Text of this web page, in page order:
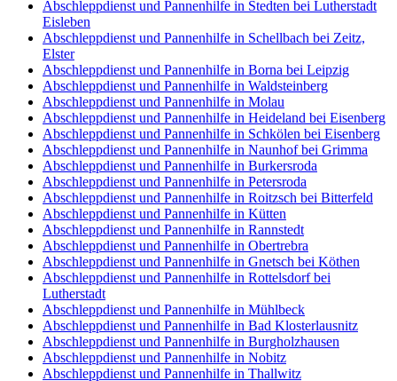
Abschleppdienst und Pannenhilfe in Stedten bei Lutherstadt
Eisleben
Abschleppdienst und Pannenhilfe in Schellbach bei Zeitz,
Elster
Abschleppdienst und Pannenhilfe in Borna bei Leipzig
Abschleppdienst und Pannenhilfe in Waldsteinberg
Abschleppdienst und Pannenhilfe in Molau
Abschleppdienst und Pannenhilfe in Heideland bei Eisenberg
Abschleppdienst und Pannenhilfe in Schkölen bei Eisenberg
Abschleppdienst und Pannenhilfe in Naunhof bei Grimma
Abschleppdienst und Pannenhilfe in Burkersroda
Abschleppdienst und Pannenhilfe in Petersroda
Abschleppdienst und Pannenhilfe in Roitzsch bei Bitterfeld
Abschleppdienst und Pannenhilfe in Kütten
Abschleppdienst und Pannenhilfe in Rannstedt
Abschleppdienst und Pannenhilfe in Obertrebra
Abschleppdienst und Pannenhilfe in Gnetsch bei Köthen
Abschleppdienst und Pannenhilfe in Rottelsdorf bei
Lutherstadt
Abschleppdienst und Pannenhilfe in Mühlbeck
Abschleppdienst und Pannenhilfe in Bad Klosterlausnitz
Abschleppdienst und Pannenhilfe in Burgholzhausen
Abschleppdienst und Pannenhilfe in Nobitz
Abschleppdienst und Pannenhilfe in Thallwitz